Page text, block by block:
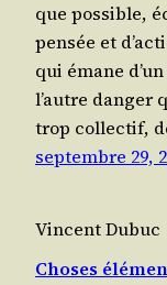
que pos­sible,
pen­sée et
qui émane
l’autre dan­ger
trop col­lec­tif,
septembre 29,
Vincent Dubuc
Choses